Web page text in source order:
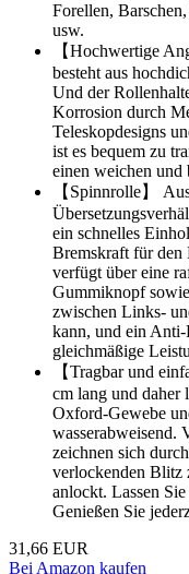
Forellen,
usw.
【Hochwertige
besteht aus
Und der
Korrosion durch
Teleskopdesigns
ist es bequem zu
einen weichen und
【Spinnrolle】
ein schnelles
Bremskraft für
verfügt über eine
Gummiknopf
zwischen Links-
kann, und ein Anti-
gleichmäßige
【Tragbar und
cm lang und daher
Oxford-Gewebe
wasserabweisend.
zeichnen sich
verlockenden Blitz
anlockt. Lassen
Genießen Sie
31,66 EUR
Bei Amazon kaufen